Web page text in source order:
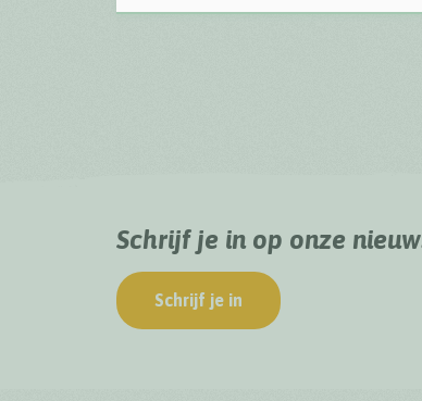
Schrijf je in op onze
Schrijf je in